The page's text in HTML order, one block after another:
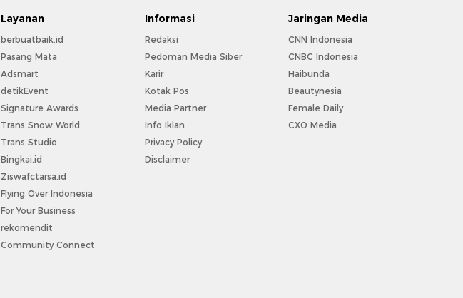
Layanan
berbuatbaik.id
Pasang Mata
Adsmart
detikEvent
Signature Awards
Trans Snow World
Trans Studio
Bingkai.id
Ziswafctarsa.id
Flying Over Indonesia
For Your Business
rekomendit
Community Connect
Informasi
Redaksi
Pedoman Media Siber
Karir
Kotak Pos
Media Partner
Info Iklan
Privacy Policy
Disclaimer
Jaringan Media
CNN Indonesia
CNBC Indonesia
Haibunda
Beautynesia
Female Daily
CXO Media